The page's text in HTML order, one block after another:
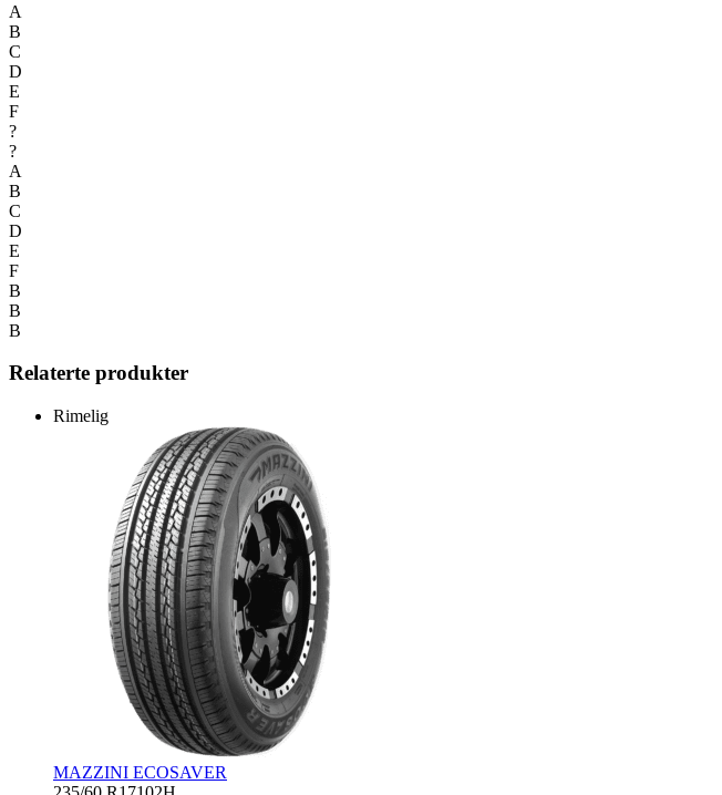
A
B
C
D
E
F
?
?
A
B
C
D
E
F
B
B
B
Relaterte produkter
Rimelig
MAZZINI ECOSAVER